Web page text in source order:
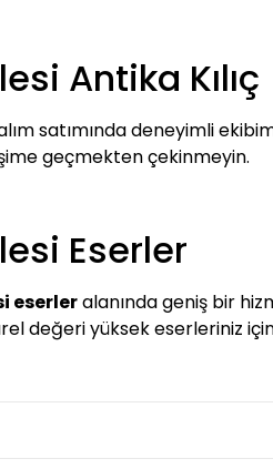
Antika Kılıç
satımında deneyimli
geçmekten çekinmeyin.
Eserler
eserleralanında geniş bir
değeri yüksek eserleriniz